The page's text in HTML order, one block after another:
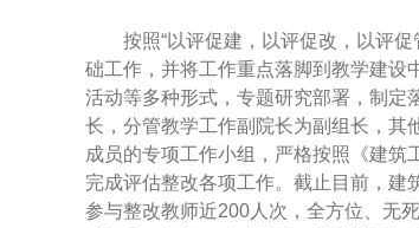
按照“以评促建，以评促改，以评
础工作，并将工作重点落脚到教学建设
活动等多种形式，专题研究部署，制定
长，分管教学工作副院长为副组长，其
成员的专项工作小组，严格按照《建
完成评估整改各项工作。截止目前，建
参与整改教师近200人次，全方位、无